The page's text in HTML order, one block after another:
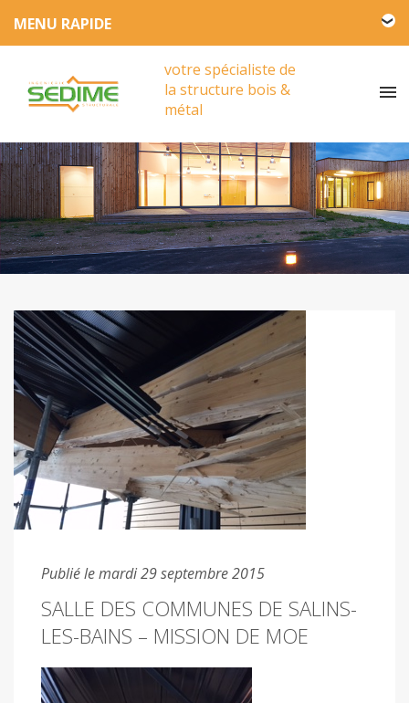
Engagement HSE
Actualités
Presse
Vidéos
votre spécialiste de
la structure bois &
métal
Publié le mardi 29 septembre 2015
SALLE DES COMMUNES DE SALINS-
LES-BAINS – MISSION DE MOE